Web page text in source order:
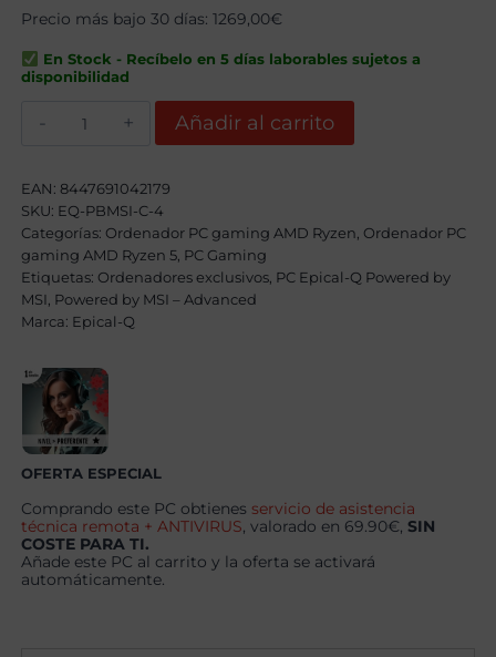
original
era:
1529,00€.
actual
es:
1329,00€.
Precio más bajo 30 días:1269,00€
En Stock - Recíbelo en 5 días laborables sujetos a
disponibilidad
IV
AMD
Ryzen
5
7500F,
24GB,
1TB
SSD
NVME,
+
Windows
11
Pro
cantidad
Añadir al carrito
EAN:8447691042179
SKU: EQ-PBMSI-C-4
Categorías: Ordenador PC gaming AMD Ryzen Ordenador PC
gaming AMD Ryzen 5 PC Gaming
Etiquetas: Ordenadores exclusivos PC Epical-Q Powered by
MSI Powered by MSI – Advanced
Marca: Epical-Q
OFERTA ESPECIAL
Comprando este PC obtienes servicio de asistencia
técnica remota + ANTIVIRUS, valorado en 69.90€,SIN
COSTE PARA TI.
Añade este PC al carrito y la oferta se activará
automáticamente.